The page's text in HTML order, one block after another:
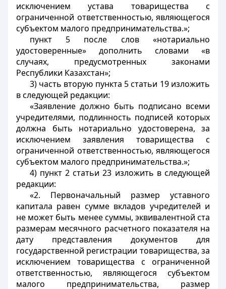
исключением устава товарищества с
ограниченной ответственностью, являющегося
субъектом малого предпринимательства.»;
пункт 5 после слов «нотариально
удостоверенные» дополнить словами «в
случаях, предусмотренных законами
Республики Казахстан»;
3) часть вторую пункта 5 статьи 19 изложить
в следующей редакции:
«Заявление должно быть подписано всеми
учредителями, подлинность подписей которых
должна быть нотариально удостоверена, за
исключением заявления товарищества с
ограниченной ответственностью, являющегося
субъектом малого предпринимательства.»;
4) пункт 2 статьи 23 изложить в следующей
редакции:
«2. Первоначальный размер уставного
капитала равен сумме вкладов учредителей и
не может быть менее суммы, эквивалентной ста
размерам месячного расчетного показателя на
дату представления документов для
государственной регистрации товарищества, за
исключением товарищества с ограниченной
ответственностью, являющегося субъектом
малого предпринимательства, размер